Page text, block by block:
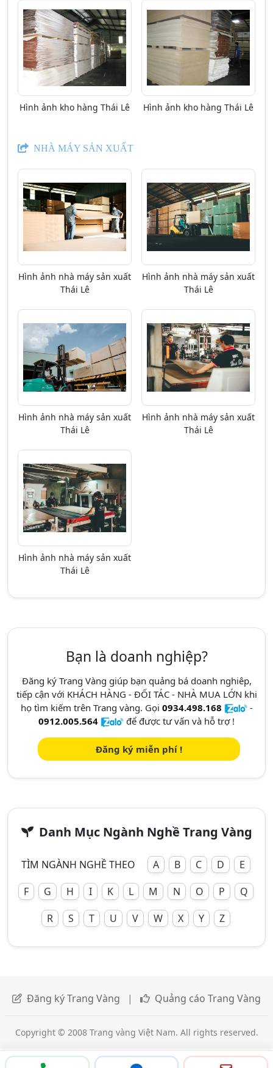
Hình ảnh kho hàng Thái Lê Hình ảnh kho hàng Thái Lê
NHÀ MÁY SẢN XUẤT
Hình ảnh nhà máy sản xuất
Thái Lê
Hình ảnh nhà máy sản xuất
Thái Lê
Hình ảnh nhà máy sản xuất
Thái Lê
Hình ảnh nhà máy sản xuất
Thái Lê
Hình ảnh nhà máy sản xuất
Thái Lê
Bạn là doanh nghiệp?
Đăng ký Trang Vàng giúp bạn quảng bá doanh nghiêp,
tiếp cận với KHÁCH HÀNG - ĐỐI TÁC - NHÀ MUA LỚN khi
họ tìm kiếm trên Trang vàng. Gọi 0934.498.168
-
0912.005.564
để được tư vấn và hỗ trợ !
Đăng ký miễn phí !
Danh Mục Ngành Nghề Trang Vàng
TÌM NGÀNH NGHỀ THEO A B C D
E
F
G H I K L M N O P
Q
R
S T U V W X Y Z
Đăng ký Trang Vàng | Quảng cáo Trang Vàng
Copyright © 2008 Trang vàng Việt Nam. All rights reserved.